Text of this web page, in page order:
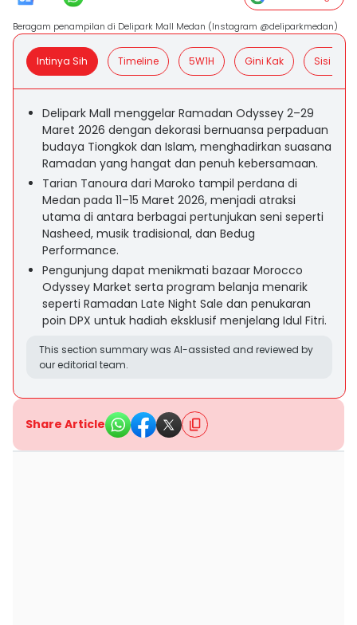
Beragam penampilan di Delipark Mall Medan (Instagram @deliparkmedan)
Intinya Sih Timeline 5W1H Gini Kak Sisi
Delipark Mall menggelar Ramadan Odyssey 2–29
Maret 2026 dengan dekorasi bernuansa perpaduan
budaya Tiongkok dan Islam, menghadirkan suasana
Ramadan yang hangat dan penuh kebersamaan.
Tarian Tanoura dari Maroko tampil perdana di
Medan pada 11–15 Maret 2026, menjadi atraksi
utama di antara berbagai pertunjukan seni seperti
Nasheed, musik tradisional, dan Bedug
Performance.
Pengunjung dapat menikmati bazaar Morocco
Odyssey Market serta program belanja menarik
seperti Ramadan Late Night Sale dan penukaran
poin DPX untuk hadiah eksklusif menjelang Idul Fitri.
This section summary was AI-assisted and reviewed by
our editorial team.
Share Article